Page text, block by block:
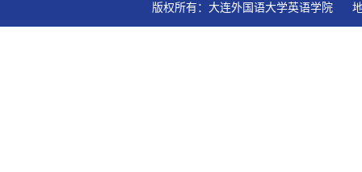
版权所有：大连外国语大学英语学院